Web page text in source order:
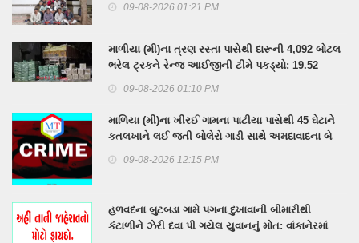
09-08-2026 01:21 PM
માળીયા (મી)ના ત્રણ રસ્તા પાસેથી દારૂની 4,092 બોટલ
ભરેલ ટ્રકને રેન્જ આઈજીની ટીમે પકડ્યો: 19.52
09-08-2026 01:10 PM
માળિયા (મી)ના ખીરઈ ગામના પાટીયા પાસેથી 45 ઘેટાને
કતલખાને લઈ જતી બોલેરો ગાડી સાથે અમદાવાદના બે
09-08-2026 12:15 PM
હળવદના બુટબડા ગામે પગના દુખાવાની બીમારીથી
કંટાળીને ઝેરી દવા પી ગયેલ યુવાનનું મોત: વાંકાનેરમાં